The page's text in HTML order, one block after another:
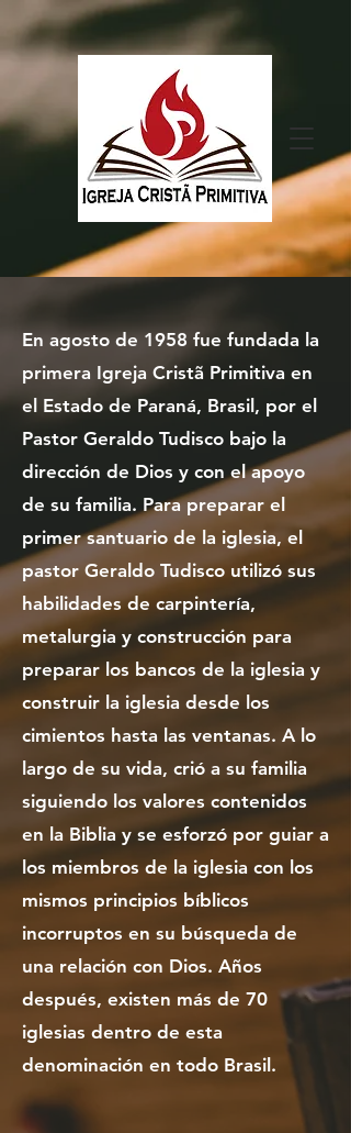
En agosto de 1958 fue fundada la
primera Igreja Cristã Primitiva en
el Estado de Paraná, Brasil, por el
Pastor Geraldo Tudisco bajo la
dirección de Dios y con el apoyo
de su familia. Para preparar el
primer santuario de la iglesia, el
pastor Geraldo Tudisco utilizó sus
habilidades de carpintería,
metalurgia y construcción para
preparar los bancos de la iglesia y
construir la iglesia desde los
cimientos hasta las ventanas. A lo
largo de su vida, crió a su familia
siguiendo los valores contenidos
en la Biblia y se esforzó por guiar a
los miembros de la iglesia con los
mismos principios bíblicos
incorruptos en su búsqueda de
una relación con Dios. Años
después, existen más de 70
iglesias dentro de esta
denominación en todo Brasil.